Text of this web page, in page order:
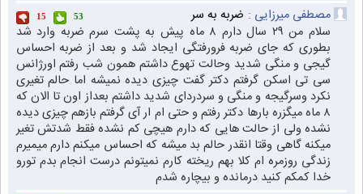
مصطفی میرزایی : ضربه به سر 53
15
سلام من ۲۹ سال دارم ۸ ماه پیش به پشت سرم ضربه وارد شد
بطوری که جای ضربه فرورفتگی ایجاد شد و بعد از ضربه احساس
گیجی و منگی شدید وحالت تهوع داشتم همون شب رفتم اورژانس
سی تی اسکن گرفتم دکتر گفت چیزی دیده نمیشه اما حالم تغیری
نکرد وسرگیجه و منگی و سردردای شدید داشتم بعداز اون تا الان که
۸ ماه میگزره بارها دکتر رفتم و حتی ام ار آی گرفتم بازهم چیزی دیده
نشده ولی از حالت هایی که دارم هیچی کم نشده فقط شدتش تغیر
میکنه گاهی وقتا انقدر حالم بد میشه که احساس میکنم دارم میمیرم
زندگی روزمره ام کلا بهم ریخته کارم نمیتونم درست انجام بدم تورو
خدا کمکم کنید درمانده و بیچاره شدم